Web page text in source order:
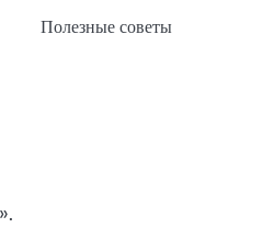
Полезные советы